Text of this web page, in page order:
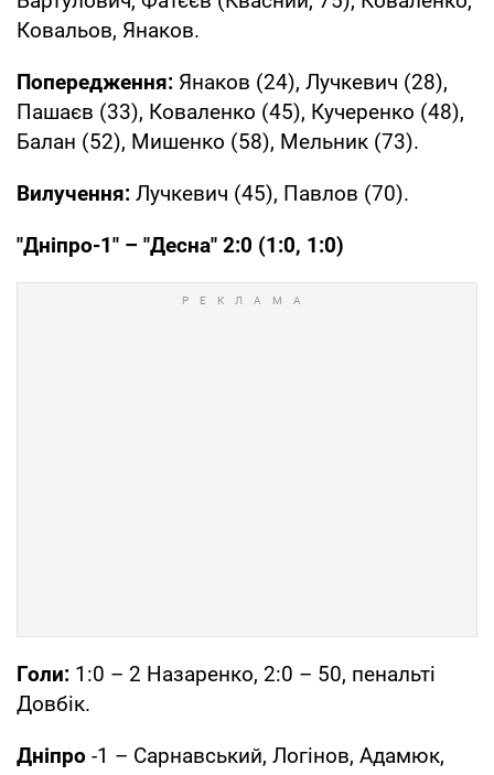
Ковальов, Янаков.
Попередження: Янаков (24), Лучкевич (28),
Пашаєв (33), Коваленко (45), Кучеренко (48),
Балан (52), Мишенко (58), Мельник (73).
Вилучення: Лучкевич (45), Павлов (70).
"Дніпро-1" – "Десна" 2:0 (1:0, 1:0)
Голи: 1:0 – 2 Назаренко, 2:0 – 50, пенальті
Довбік.
Дніпро -1 – Сарнавський, Логінов, Адамюк,